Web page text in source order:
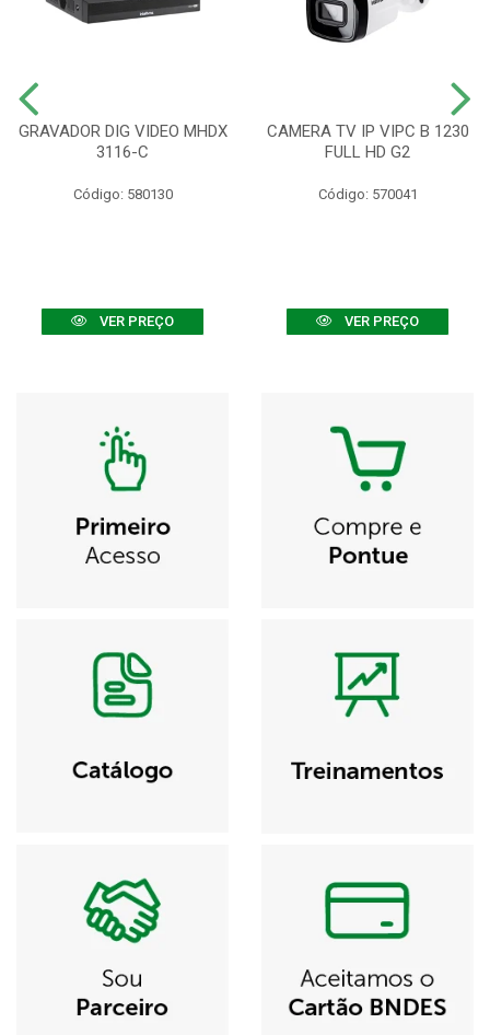
GRAVADOR DIG VIDEO MHDX
3116-C
Código: 580130
VER PREÇO
CAMERA TV IP VIPC B 1230
FULL HD G2
Código: 570041
VER PREÇO